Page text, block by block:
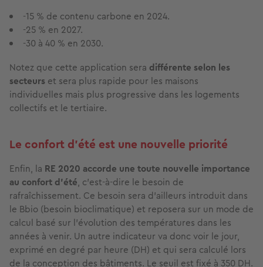
-15 % de contenu carbone en 2024.
-25 % en 2027.
-30 à 40 % en 2030.
Notez que cette application sera différente selon les
secteurs et sera plus rapide pour les maisons
individuelles mais plus progressive dans les logements
collectifs et le tertiaire.
Le confort d’été est une nouvelle priorité
Enfin, la RE 2020 accorde une toute nouvelle importance
au confort d’été, c’est-à-dire le besoin de
rafraîchissement. Ce besoin sera d’ailleurs introduit dans
le Bbio (besoin bioclimatique) et reposera sur un mode de
calcul basé sur l’évolution des températures dans les
années à venir. Un autre indicateur va donc voir le jour,
exprimé en degré par heure (DH) et qui sera calculé lors
de la conception des bâtiments. Le seuil est fixé à 350 DH.